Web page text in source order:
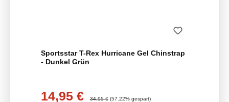
Sportsstar T-Rex Hurricane Gel Chinstrap
- Dunkel Grün
Verkaufspreis:
14,95 € 34,95 € (57.22% gespart)